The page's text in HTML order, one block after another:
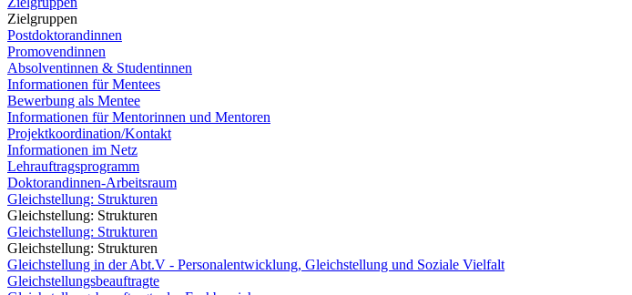
Zielgruppen
Postdoktorandinnen
Promovendinnen
Absolventinnen & Studentinnen
Informationen für Mentees
Bewerbung als Mentee
Informationen für Mentorinnen und Mentoren
Projektkoordination/Kontakt
Informationen im Netz
Lehrauftragsprogramm
Doktorandinnen-Arbeitsraum
Gleichstellung: Strukturen
Gleichstellung: Strukturen
Gleichstellung: Strukturen
Gleichstellung: Strukturen
Gleichstellung in der Abt.V - Personalentwicklung, Gleichstellung und Soziale Vielfalt
Gleichstellungsbeauftragte